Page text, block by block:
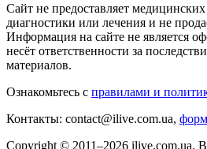
Сайт не предоставляет медицинских
диагностики или лечения и не
Информация на сайте не является
несёт ответственности за
материалов.
Ознакомьтесь с правилами и
Контакты: contact@ilive.com.ua,
Copyright © 2011–2026 ilive.com.ua.